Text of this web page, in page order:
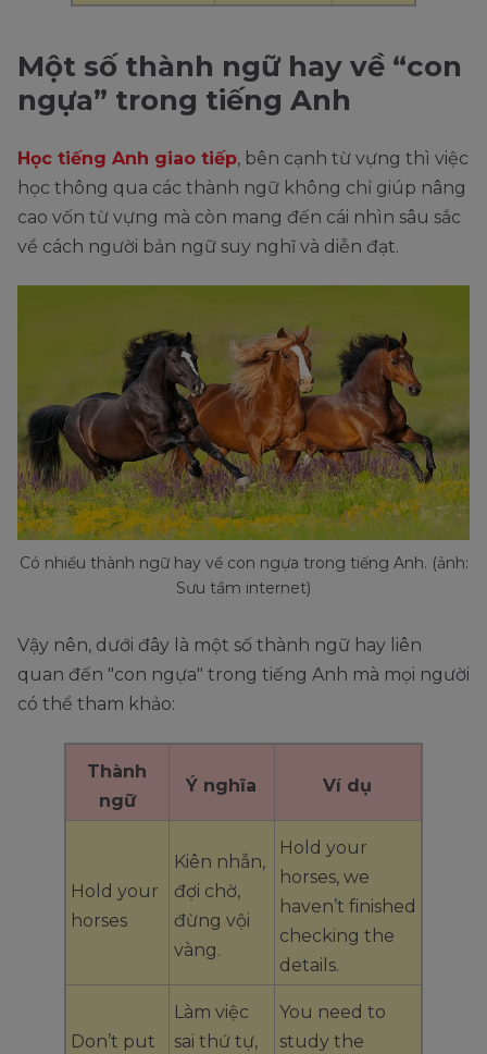
Một số thành ngữ hay về “con
ngựa” trong tiếng Anh
Học tiếng Anh giao tiếp, bên cạnh từ vựng thì việc
học thông qua các thành ngữ không chỉ giúp nâng
cao vốn từ vựng mà còn mang đến cái nhìn sâu sắc
về cách người bản ngữ suy nghĩ và diễn đạt.
Có nhiều thành ngữ hay về con ngựa trong tiếng Anh. (ảnh:
Sưu tầm internet)
Vậy nên, dưới đây là một số thành ngữ hay liên
quan đến "con ngựa" trong tiếng Anh mà mọi người
có thể tham khảo:
Thành
ngữ
Ý nghĩa Ví dụ
Hold your
horses
Kiên nhẫn,
đợi chờ,
đừng vội
vàng.
Hold your
horses, we
haven’t finished
checking the
details.
Don’t put
Làm việc
sai thứ tự,
You need to
study the